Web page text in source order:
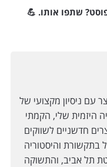
שתפו אותו. 💪
עם ניסיון מקצועי של
היזמית שלי, הקמתי
חדשניים לשווקים
בתקשורת והיסטוריה
תל אביב, והתשוקה